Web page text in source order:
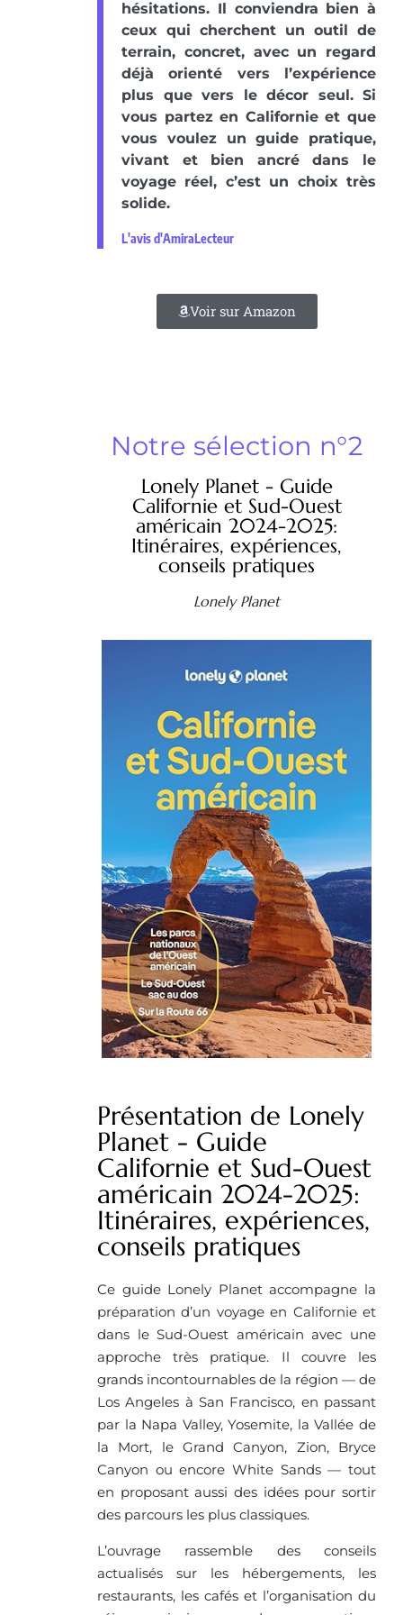
hésitations. Il conviendra bien à
ceux qui cherchent un outil de
terrain, concret, avec un regard
déjà orienté vers l’expérience
plus que vers le décor seul. Si
vous partez en Californie et que
vous voulez un guide pratique,
vivant et bien ancré dans le
voyage réel, c’est un choix très
solide.
L'avis d'AmiraLecteur
Voir sur Amazon
Notre sélection n°2
Lonely Planet - Guide
Californie et Sud-Ouest
américain 2024-2025:
Itinéraires, expériences,
conseils pratiques
Lonely Planet
Présentation de Lonely
Planet - Guide
Californie et Sud-Ouest
américain 2024-2025:
Itinéraires, expériences,
conseils pratiques
Ce guide Lonely Planet accompagne la
préparation d’un voyage en Californie et
dans le Sud-Ouest américain avec une
approche très pratique. Il couvre les
grands incontournables de la région — de
Los Angeles à San Francisco, en passant
par la Napa Valley, Yosemite, la Vallée de
la Mort, le Grand Canyon, Zion, Bryce
Canyon ou encore White Sands — tout
en proposant aussi des idées pour sortir
des parcours les plus classiques.
L’ouvrage rassemble des conseils
actualisés sur les hébergements, les
restaurants, les cafés et l’organisation du